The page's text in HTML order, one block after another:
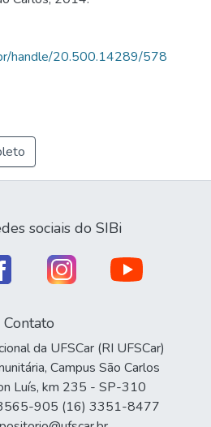
handle/20.500.14289/578
sociais do SIBi
Contato
da UFSCar (RI UFSCar)
Campus São Carlos
Luís, km 235 - SP-310
905 (16) 3351-8477